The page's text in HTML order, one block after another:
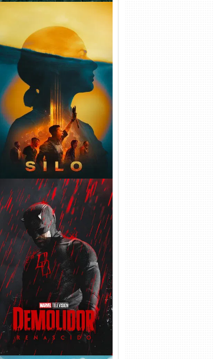
Silo 2ª Temporada (2024)
WEB-DL 1080p Dual Áudio
Demolidor: Renascido 2ª
Temporada (2026) WEB-DL
1080p Dual Áudio